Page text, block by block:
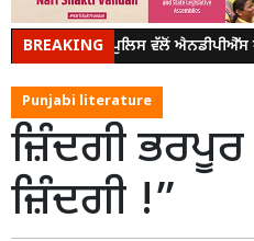
BREAKING
ਜਲੰਧਰ ਪੁਲਿਸ ਵੱਲੋਂ ਐਨਡੀਪੀਐੱਸ
Punjabi literature
ਜ਼ਿੰਦਗੀ ਭਰਪੂਰ
ਜ਼ਿੰਦਗੀ !”